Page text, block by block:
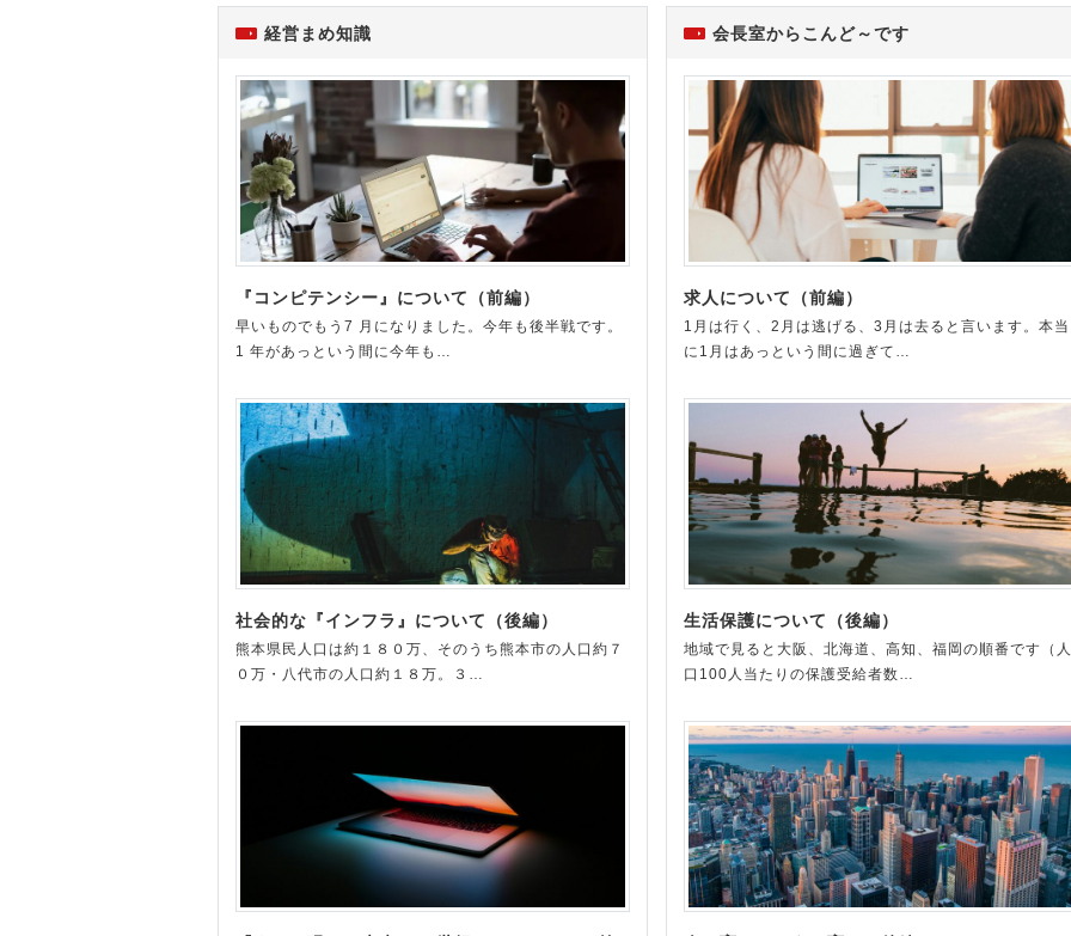
経営まめ知識
『コンピテンシー』について（前編）
早いものでもう7 月になりました。今年も後半戦です。
1 年があっという間に今年も…
社会的な『インフラ』について（後編）
熊本県民人口は約１８０万、そのうち熊本市の人口約７
０万・八代市の人口約１８万。３…
会長室からこんど～です
求人について（前編）
1月は行く、2月は逃げる、3月は去ると言います。本当
に1月はあっという間に過ぎて…
生活保護について（後編）
地域で見ると大阪、北海道、高知、福岡の順番です（人
口100人当たりの保護受給者数…